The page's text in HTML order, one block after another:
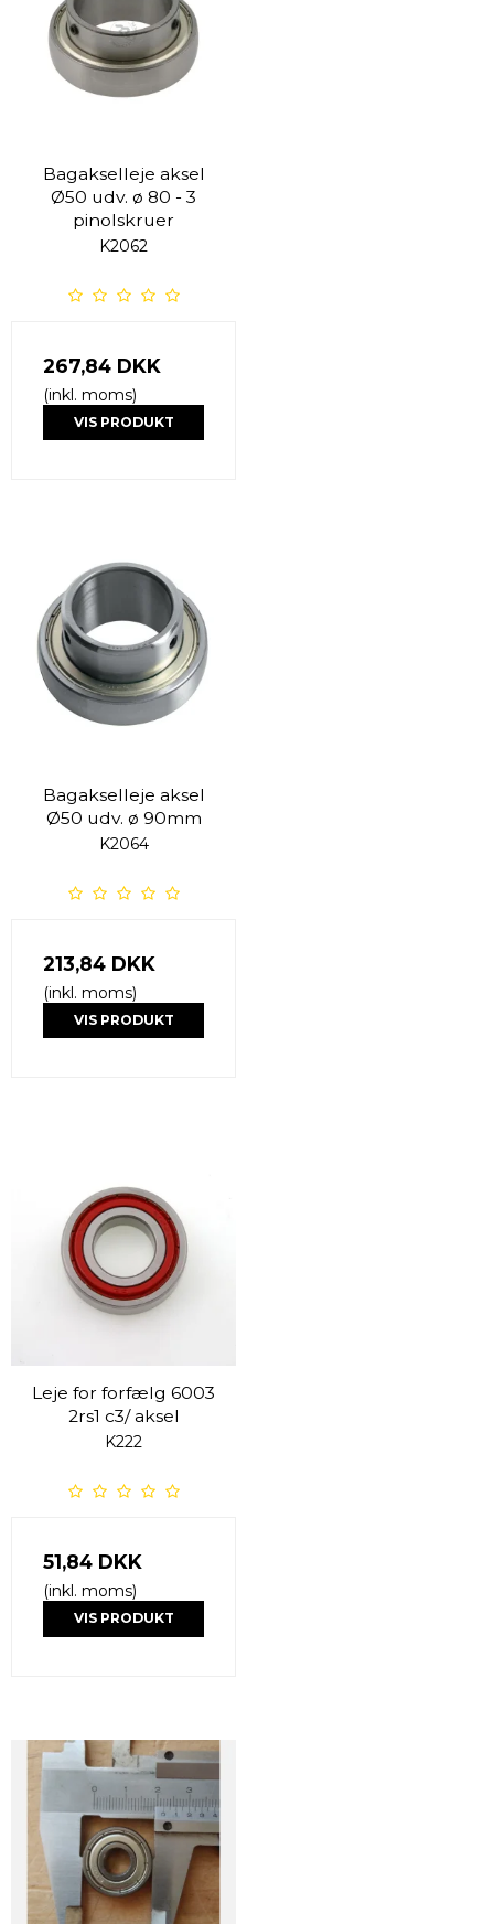
Bagakselleje aksel
Ø50 udv. ø 80 - 3
pinolskruer
K2062
267,84 DKK
(inkl. moms)
VIS PRODUKT
Bagakselleje aksel
Ø50 udv. ø 90mm
K2064
213,84 DKK
(inkl. moms)
VIS PRODUKT
Leje for forfælg 6003
2rs1 c3/ aksel
K222
51,84 DKK
(inkl. moms)
VIS PRODUKT